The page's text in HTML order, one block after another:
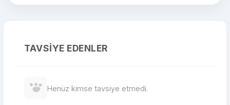
TAVSIYE EDENLER
Henüz kimse tavsiye etmedi.